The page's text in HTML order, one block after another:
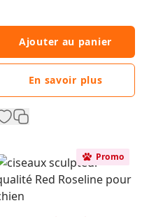
Ajouter au panier
En savoir plus
Promo